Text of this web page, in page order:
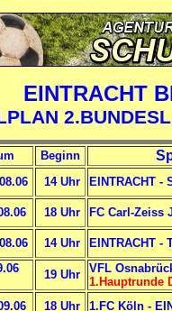
EINTRACHT
Beginn
14 Uhr EINTRACHT -
18 Uhr FC Carl-Zeiss
14 Uhr
EINTRACHT -
19 Uhr
VFL
1.Hauptrunde
18 Uhr 1.FC Köln -